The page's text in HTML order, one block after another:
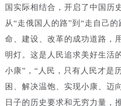
国实际相结合，开启了中国历
从“走俄国人的路”到“走自己
命、建设、改革的成功道路，
明灯。这是人民追求美好生活
小康”，“人民，只有人民才是
困、解决温饱、实现小康、迈
日子的历史要求和无穷力量，